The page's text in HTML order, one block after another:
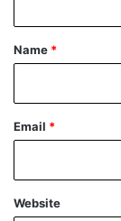
*
Name *
Email *
Website